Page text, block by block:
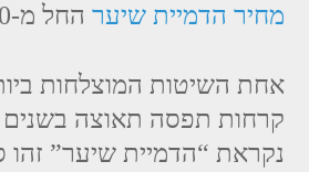
מחיר הדמיית שיער החל מ-350 ש”ח
אחת השיטות המוצלחות
קרחות תפסה תאוצה בשנים
נקראת “הדמיית שיער” זהו